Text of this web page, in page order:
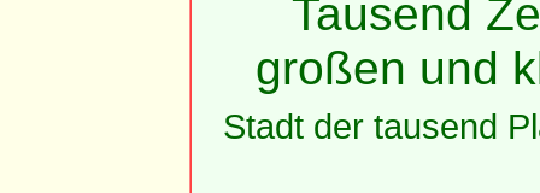
Tausend
großen und
Stadt der tausend